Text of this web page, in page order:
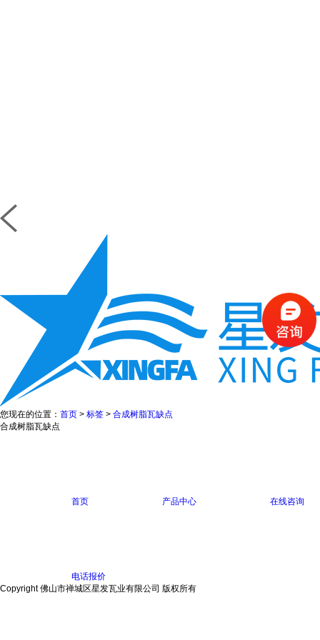
您现在的位置： 首页 > 标签 > 合成树脂瓦缺点
合成树脂瓦缺点
首页 产品中心 在线咨询
电话报价
Copyright 佛山市禅城区星发瓦业有限公司 版权所有